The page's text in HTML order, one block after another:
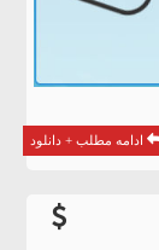
ادامه مطلب + دانلود